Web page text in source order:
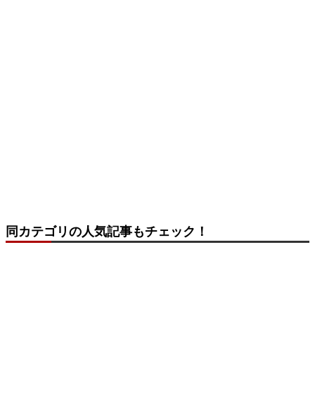
同カテゴリの人気記事もチェック！